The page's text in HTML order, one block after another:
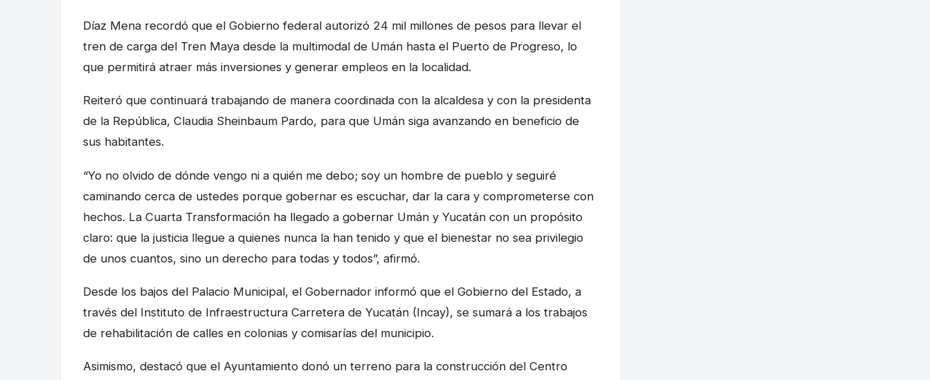
Díaz Mena recordó que el Gobierno federal autorizó 24 mil millones de pesos para llevar el
tren de carga del Tren Maya desde la multimodal de Umán hasta el Puerto de Progreso, lo
que permitirá atraer más inversiones y generar empleos en la localidad.
Reiteró que continuará trabajando de manera coordinada con la alcaldesa y con la presidenta
de la República, Claudia Sheinbaum Pardo, para que Umán siga avanzando en beneficio de
sus habitantes.
“Yo no olvido de dónde vengo ni a quién me debo; soy un hombre de pueblo y seguiré
caminando cerca de ustedes porque gobernar es escuchar, dar la cara y comprometerse con
hechos. La Cuarta Transformación ha llegado a gobernar Umán y Yucatán con un propósito
claro: que la justicia llegue a quienes nunca la han tenido y que el bienestar no sea privilegio
de unos cuantos, sino un derecho para todas y todos”, afirmó.
Desde los bajos del Palacio Municipal, el Gobernador informó que el Gobierno del Estado, a
través del Instituto de Infraestructura Carretera de Yucatán (Incay), se sumará a los trabajos
de rehabilitación de calles en colonias y comisarías del municipio.
Asimismo, destacó que el Ayuntamiento donó un terreno para la construcción del Centro